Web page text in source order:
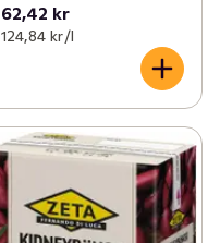
62,42 kr
124,84 kr /l